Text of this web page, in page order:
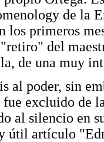
de la
los primeros
del
de una muy
al poder, sin
fue excluido de
al silencio en
útil artículo